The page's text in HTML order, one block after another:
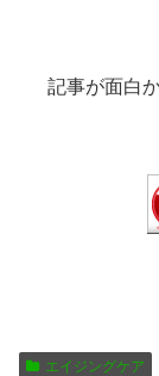
記事が面白
エイジングケア